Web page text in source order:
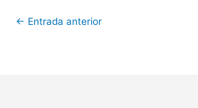
← Entrada anterior